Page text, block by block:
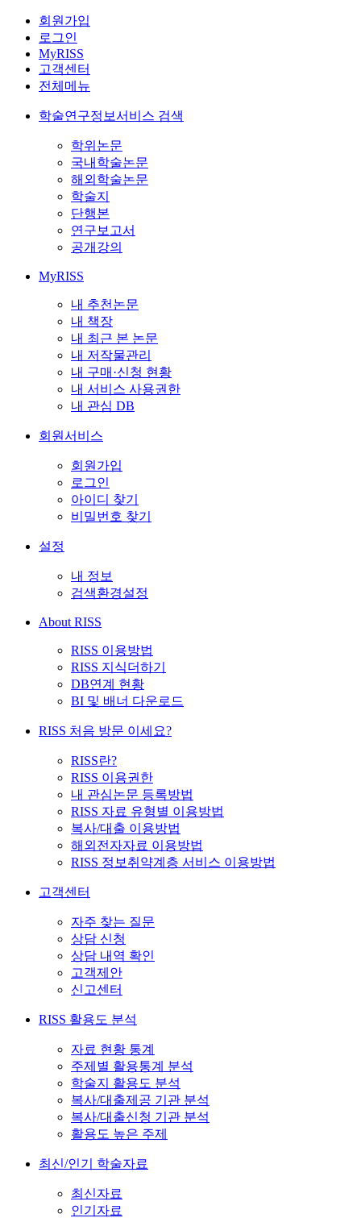
회원가입
로그인
MyRISS
고객센터
전체메뉴
학술연구정보서비스 검색
학위논문
국내학술논문
해외학술논문
학술지
단행본
연구보고서
공개강의
MyRISS
내 추천논문
내 책장
내 최근 본 논문
내 저작물관리
내 구매·신청 현황
내 서비스 사용권한
내 관심 DB
회원서비스
회원가입
로그인
아이디 찾기
비밀번호 찾기
설정
내 정보
검색환경설정
About RISS
RISS 이용방법
RISS 지식더하기
DB연계 현황
BI 및 배너 다운로드
RISS 처음 방문 이세요?
RISS란?
RISS 이용권한
내 관심논문 등록방법
RISS 자료 유형별 이용방법
복사/대출 이용방법
해외전자자료 이용방법
RISS 정보취약계층 서비스 이용방법
고객센터
자주 찾는 질문
상담 신청
상담 내역 확인
고객제안
신고센터
RISS 활용도 분석
자료 현황 통계
주제별 활용통계 분석
학술지 활용도 분석
복사/대출제공 기관 분석
복사/대출신청 기관 분석
활용도 높은 주제
최신/인기 학술자료
최신자료
인기자료